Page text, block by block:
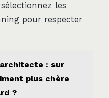
les
pour respecter
: sur
plus chère
?